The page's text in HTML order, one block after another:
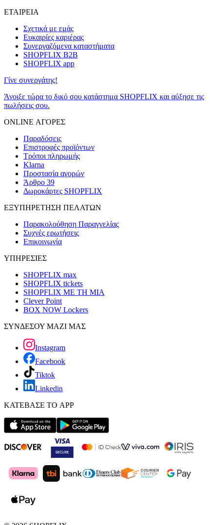
ΕΤΑΙΡΕΙΑ
Σχετικά με εμάς
Ευκαιρίες καριέρας
Συνεργαζόμενα καταστήματα
SHOPFLIX B2B
SHOPFLIX app
Γίνε συνεργάτης!
Άνοιξε τώρα το δικό σου κατάστημα SHOPFLIX και αύξησε τις
πωλήσεις σου.
ONLINE ΑΓΟΡΕΣ
Παραδόσεις
Επιστροφές προϊόντων
Τρόποι πληρωμής
Klarna
Προστασία αγορών
Άρθρο 39
Δωροκάρτες SHOPFLIX
ΕΞΥΠΗΡΕΤΗΣΗ ΠΕΛΑΤΩΝ
Παρακολούθηση Παραγγελίας
Συχνές ερωτήσεις
Επικοινωνία
ΥΠΗΡΕΣΙΕΣ
SHOPFLIX max
SHOPFLIX tickets
SHOPFLIX ΜΕ ΤΗ ΜΙΑ
Clever Point
BOX NOW Lockers
ΣΥΝΔΕΣΟΥ ΜΑΖΙ ΜΑΣ
Instagram
Facebook
Tiktok
Linkedin
ΚΑΤΕΒΑΣΕ ΤΟ APP